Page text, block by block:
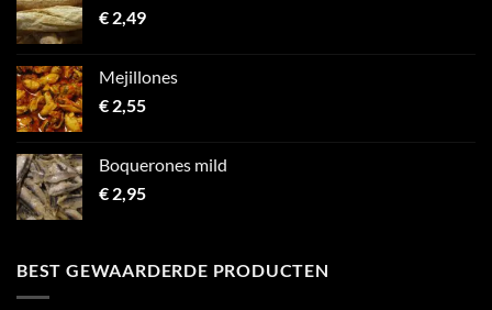
€ 2,49
Mejillones
€ 2,55
Boquerones mild
€ 2,95
BEST GEWAARDERDE PRODUCTEN